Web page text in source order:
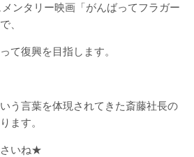
ンタリー映画「がんばってフラガー
、
て復興を目指します。
う言葉を体現されてきた斎藤社長の
ます。
さいね★